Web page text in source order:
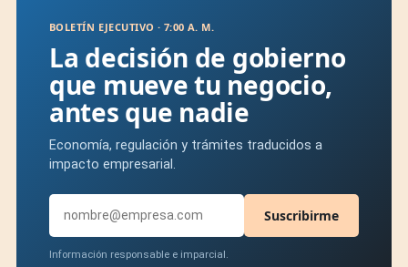
BOLETÍN EJECUTIVO · 7:00 A. M.
La decisión de gobierno
que mueve tu negocio,
antes que nadie
Economía, regulación y trámites traducidos a
impacto empresarial.
Suscribirme
Información responsable e imparcial.